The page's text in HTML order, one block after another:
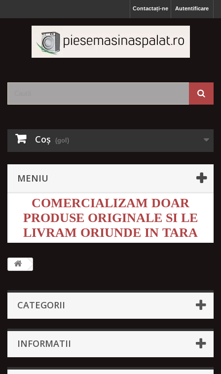
Autentificare
Contactați-ne
Coş (gol)
MENIU
COMERCIALIZAM DOAR
PRODUSE ORIGINALE SI LE
LIVRAM ORIUNDE IN TARA
CATEGORII
INFORMATII